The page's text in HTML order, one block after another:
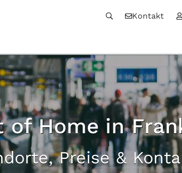
Kontakt
of Home in
Preise &